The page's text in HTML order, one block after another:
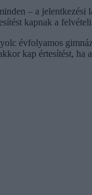
– a jelentkezési
kapnak a
évfolyamos
kap értesítést, ha